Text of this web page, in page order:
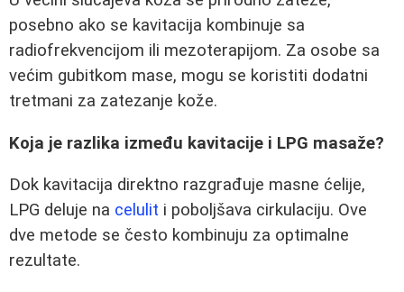
posebno ako se kavitacija kombinuje sa
radiofrekvencijom ili mezoterapijom. Za osobe sa
većim gubitkom mase, mogu se koristiti dodatni
tretmani za zatezanje kože.
Koja je razlika između kavitacije i LPG masaže?
Dok kavitacija direktno razgrađuje masne ćelije,
LPG deluje na celulit i poboljšava cirkulaciju. Ove
dve metode se često kombinuju za optimalne
rezultate.